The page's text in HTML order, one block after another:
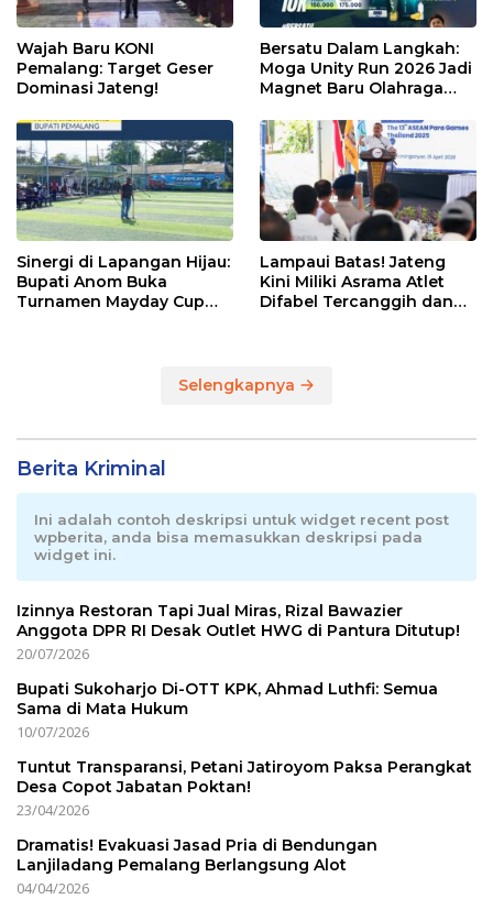
Wajah Baru KONI
Pemalang: Target Geser
Dominasi Jateng!
Bersatu Dalam Langkah:
Moga Unity Run 2026 Jadi
Magnet Baru Olahraga
Sinergi di Lapangan Hijau:
Bupati Anom Buka
Turnamen Mayday Cup
Lampaui Batas! Jateng
Kini Miliki Asrama Atlet
Difabel Tercanggih dan
Selengkapnya
Berita Kriminal
Ini adalah contoh deskripsi untuk widget recent post
wpberita, anda bisa memasukkan deskripsi pada
widget ini.
Izinnya Restoran Tapi Jual Miras, Rizal Bawazier
Anggota DPR RI Desak Outlet HWG di Pantura Ditutup!
20/07/2026
Bupati Sukoharjo Di-OTT KPK, Ahmad Luthfi: Semua
Sama di Mata Hukum
10/07/2026
Tuntut Transparansi, Petani Jatiroyom Paksa Perangkat
Desa Copot Jabatan Poktan!
23/04/2026
Dramatis! Evakuasi Jasad Pria di Bendungan
Lanjiladang Pemalang Berlangsung Alot
04/04/2026